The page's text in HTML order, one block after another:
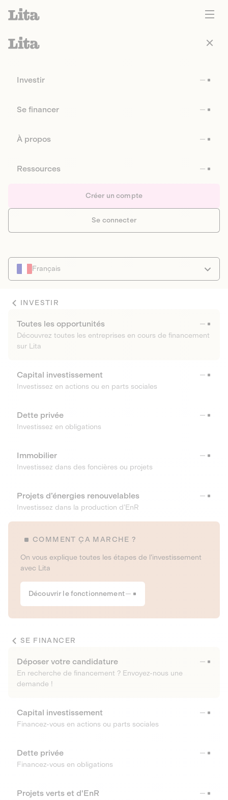
Investir
Se financer
À propos
Ressources
Créer un compte
Se connecter
Français
INVESTIR
Toutes les opportunités
Découvrez toutes les entreprises en cours de financement
sur Lita
Capital investissement
Investissez en actions ou en parts sociales
Dette privée
Investissez en obligations
Immobilier
Investissez dans des foncières ou projets
Projets d’énergies renouvelables
Investissez dans la production d’EnR
COMMENT ÇA MARCHE ?
On vous explique toutes les étapes de l’investissement
avec Lita
Découvrir le fonctionnement
SE FINANCER
Déposer votre candidature
En recherche de financement ? Envoyez-nous une
demande !
Capital investissement
Financez-vous en actions ou parts sociales
Dette privée
Financez-vous en obligations
Projets verts et d'EnR